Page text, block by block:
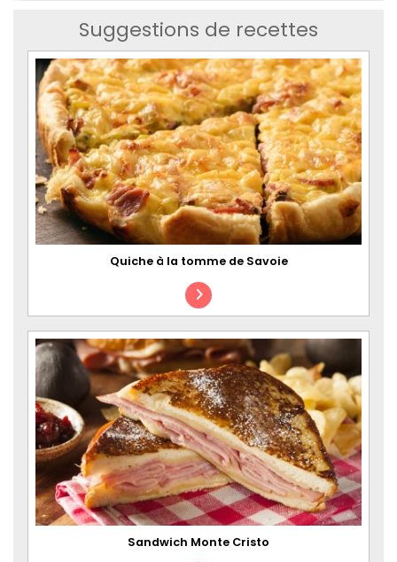
Suggestions de recettes
Quiche à la tomme de Savoie
Sandwich Monte Cristo